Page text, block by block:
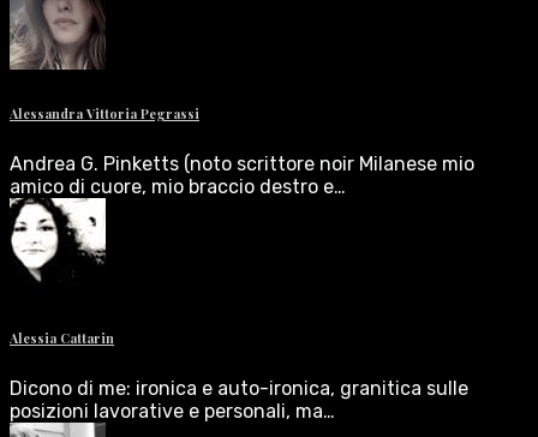
Alessandra Vittoria Pegrassi
Andrea G. Pinketts (noto scrittore noir Milanese mio
amico di cuore, mio braccio destro e…
Alessia Cattarin
Dicono di me: ironica e auto-ironica, granitica sulle
posizioni lavorative e personali, ma…